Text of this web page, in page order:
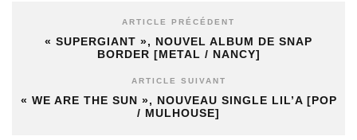
ARTICLE PRÉCÉDENT
« SUPERGIANT », NOUVEL ALBUM DE SNAP
BORDER [METAL / NANCY]
ARTICLE SUIVANT
« WE ARE THE SUN », NOUVEAU SINGLE LIL’A [POP
/ MULHOUSE]